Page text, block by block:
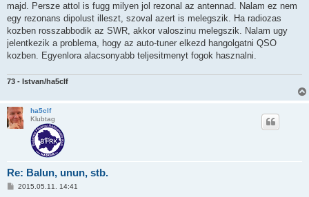
majd. Persze attol is fugg milyen jol rezonal az antennad. Nalam ez nem
egy rezonans dipolust illeszt, szoval azert is melegszik. Ha radiozas
kozben rosszabbodik az SWR, akkor valoszinu melegszik. Nalam ugy
jelentkezik a problema, hogy az auto-tuner elkezd hangolgatni QSO
kozben. Egyenlora alacsonyabb teljesitmenyt fogok hasznalni.
73 - Istvan/ha5clf
ha5clf
Klubtag
Re: Balun, unun, stb.
P2015.05.11. 14:41